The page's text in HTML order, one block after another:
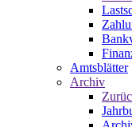
Amtsblätter
Archiv